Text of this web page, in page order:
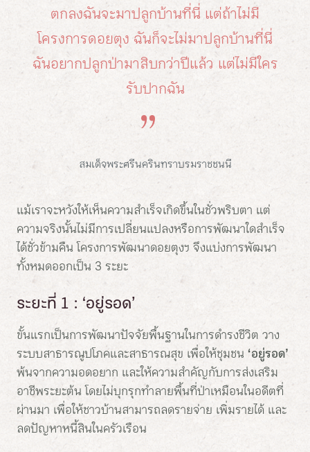
ตกลงฉันจะมาปลูกบ้านที่นี่ แต่ถ้าไม่มี
โครงการดอยตุงฉันก็จะไม่มาปลูกบ้านที่นี่
ฉันอยากปลูกป่ามาสิบกว่าปีแล้ว แต่ไม่มีใคร
รับปากฉัน
สมเด็จพระศรีนครินทราบรมราชชนนี
แม้เราจะหวังให้เห็นความสำเร็จเกิดขึ้นในชั่วพริบตา แต่
ความจริงนั้นไม่มีการเปลี่ยนแปลงหรือการพัฒนาใดสำเร็จ
ได้ชั่วข้ามคืน โครงการพัฒนาดอยตุงฯ จึงแบ่งการพัฒนา
ทั้งหมดออกเป็น 3 ระยะ
ระยะที่ 1 : ‘อยู่รอด’
ขั้นแรกเป็นการพัฒนาปัจจัยพื้นฐานในการดำรงชีวิต วาง
ระบบสาธารณูปโภคและสาธารณสุข เพื่อให้ชุมชน ‘อยู่รอด’
พ้นจากความอดอยาก และให้ความสำคัญกับการส่งเสริม
อาชีพระยะต้น โดยไม่บุกรุกทำลายพื้นที่ป่าเหมือนในอดีตที่
ผ่านมา เพื่อให้ชาวบ้านสามารถลดรายจ่าย เพิ่มรายได้ และ
ลดปัญหาหนี้สินในครัวเรือน